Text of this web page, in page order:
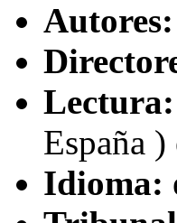
Autores:
Lectura:
España
Idioma: